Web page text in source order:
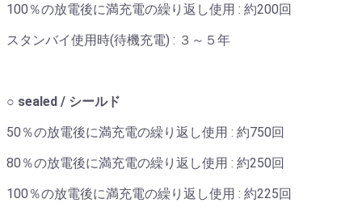
100％の放電後に満充電の繰り返し使用 : 約200回
スタンバイ使用時(待機充電) : ３～５年
○ sealed / シールド
50％の放電後に満充電の繰り返し使用 : 約750回
80％の放電後に満充電の繰り返し使用 : 約250回
100％の放電後に満充電の繰り返し使用 : 約225回